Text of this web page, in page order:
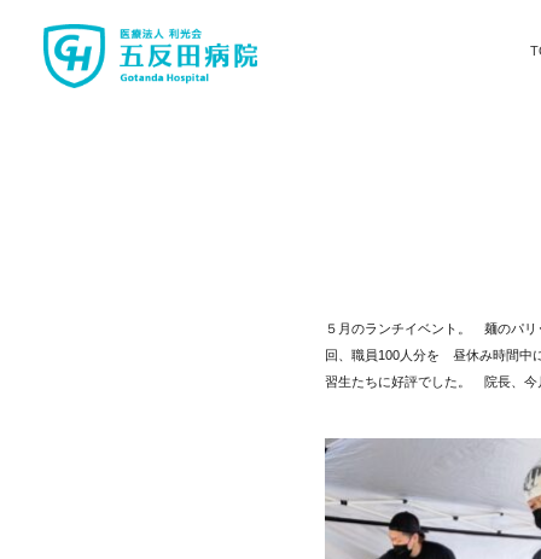
５月のランチイベント。 麺のパ
回、職員100人分を 昼休み時間中
習生たちに好評でした。 院長、